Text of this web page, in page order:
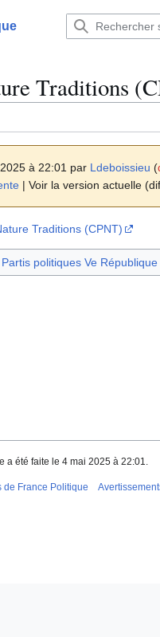
Traditions
à 22:01 par Ldeboissieu (
| Voir la version actuelle
Traditions (CPNT)
Partis politiques Ve République
a été faite le 4 mai 2025 à 22:01.
de France Politique